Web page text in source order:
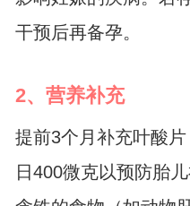
干预后再备孕。
2、营养补充
提前3个月补充叶酸
日400微克以预防胎